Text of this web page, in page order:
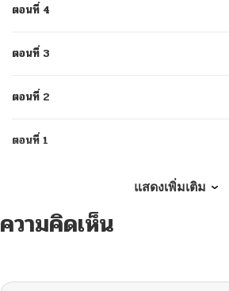
ตอนที่ 4
ตอนที่ 3
ตอนที่ 2
ตอนที่ 1
แสดงเพิ่มเติม
ความคิดเห็น